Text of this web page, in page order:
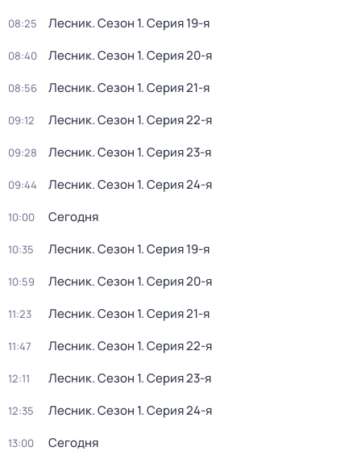
08:25 Лесник. Сезон 1. Серия 19-я
08:40 Лесник. Сезон 1. Серия 20-я
08:56 Лесник. Сезон 1. Серия 21-я
09:12 Лесник. Сезон 1. Серия 22-я
09:28 Лесник. Сезон 1. Серия 23-я
09:44 Лесник. Сезон 1. Серия 24-я
10:00 Сегодня
10:35 Лесник. Сезон 1. Серия 19-я
10:59 Лесник. Сезон 1. Серия 20-я
11:23 Лесник. Сезон 1. Серия 21-я
11:47 Лесник. Сезон 1. Серия 22-я
12:11 Лесник. Сезон 1. Серия 23-я
12:35 Лесник. Сезон 1. Серия 24-я
13:00 Сегодня